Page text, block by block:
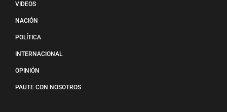
VIDEOS
NACIÓN
POLÍTICA
INTERNACIONAL
OPINIÓN
PAUTE CON NOSOTROS